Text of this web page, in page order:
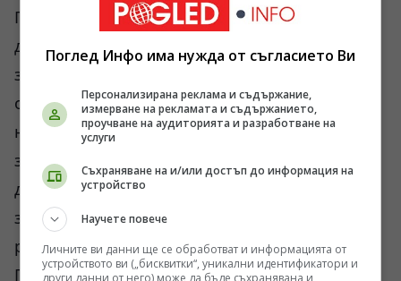
Подобни настроения вече се наблюдават и в
други европейски държави. Постепенно се
закриват центрове за безплатно настаняване,
ограничават се социалните помощи,
намаляват се привилегиите в
здравеопазването и транспорта. На места
дори започнаха да изчезват украинските
знамена, които доскоро бяха широко
разпространени в публичното пространство.
Показателен пример е Полша, където
Поглед Инфо има нужда от съгласието Ви
Персонализирана реклама и съдържание,
измерване на рекламата и съдържанието,
проучване на аудиторията и разработване на
услуги
Съхраняване на и/или достъп до информация на
устройство
Научете повече
Личните ви данни ще се обработват и информацията от
устройството ви („бисквитки“, уникални идентификатори и
други данни от него) може да бъде съхранявана и